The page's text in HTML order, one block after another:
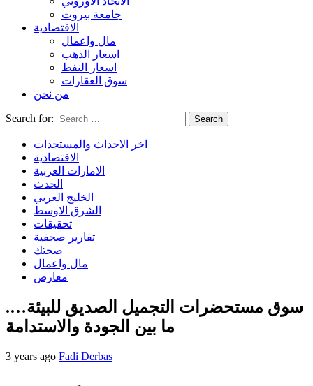
جامعة بيروت
الاقتصادية
مال واعمال
اسعار الذهب
اسعار النفط
سوق العقارات
من نحن
Search for:
اخر الاحداث والمستجدات
الاقتصادية
الامارات العربية
الحدث
الخليج العربي
الشرق الاوسط
تحقيقات
تقارير صحفية
صحتك
مال واعمال
معارض
سوق مستحضرات التجميل الصديق للبيئة….
ما بين الجودة والاستدامة
3 years ago Fadi Derbas